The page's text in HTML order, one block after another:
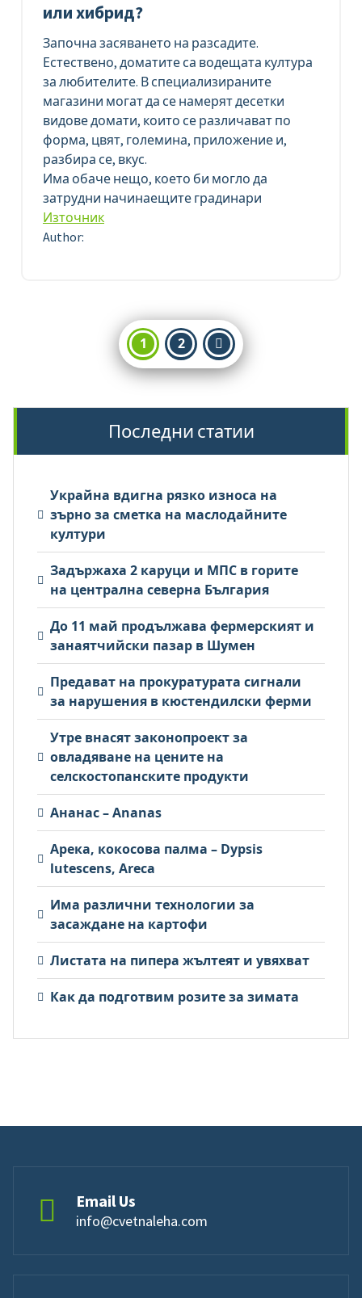
или хибрид?
Започна засяването на разсадите.
Естествено, доматите са водещата култура
за любителите. В специализираните
магазини могат да се намерят десетки
видове домати, които се различават по
форма, цвят, големина, приложение и,
разбира се, вкус.
Има обаче нещо, което би могло да
затрудни начинаещите градинари
Източник
Author:
Разделяне
на
страници
1 2
Последни статии
Украйна вдигна рязко износа на
зърно за сметка на маслодайните
култури
Задържаха 2 каруци и МПС в горите
на централна северна България
До 11 май продължава фермерският и
занаятчийски пазар в Шумен
Предават на прокуратурата сигнали
за нарушения в кюстендилски ферми
Утре внасят законопроект за
овладяване на цените на
селскостопанските продукти
Ананас – Ananas
Арека, кокосова палма – Dypsis
lutescens, Areca
Има различни технологии за
засаждане на картофи
Листата на пипера жълтеят и увяхват
Как да подготвим розите за зимата
Email Us
info@cvetnaleha.com